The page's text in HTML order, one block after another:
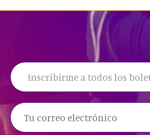
Inscribirme a todos los